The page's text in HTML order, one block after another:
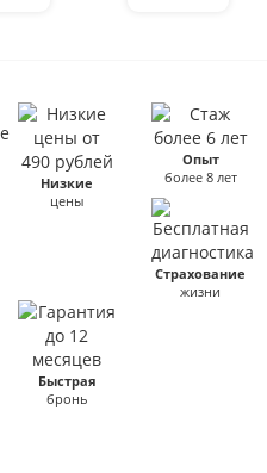
Низкие
цены
Опыт
более 8 лет
Страхование
жизни
Быстрая
бронь